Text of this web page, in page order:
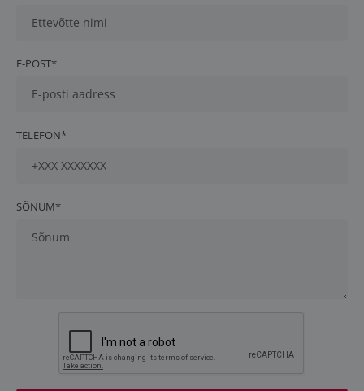
E-POST*
TELEFON*
SÕNUM*